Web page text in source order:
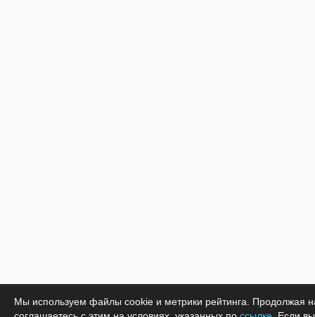
Мы используем файлы cookie и метрики рейтинга. Продолжая